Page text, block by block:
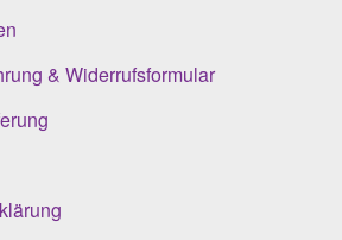
& Widerrufsformular